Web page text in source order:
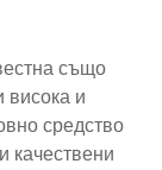
също
висока и
средство
качествени